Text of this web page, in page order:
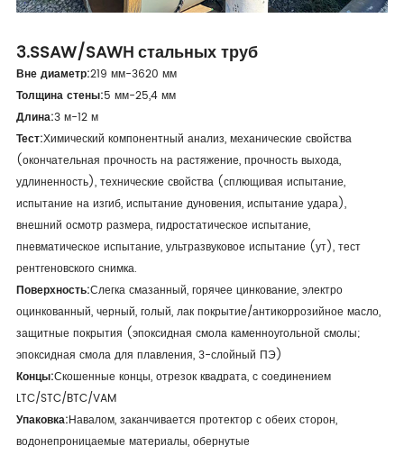
3.SSAW/SAWH стальных труб
Вне диаметр:219 мм-3620 мм
Толщина стены:5 мм-25,4 мм
Длина:3 м-12 м
Тест:Химический компонентный анализ, механические свойства
(окончательная прочность на растяжение, прочность выхода,
удлиненность), технические свойства (сплющивая испытание,
испытание на изгиб, испытание дуновения, испытание удара),
внешний осмотр размера, гидростатическое испытание,
пневматическое испытание, ультразвуковое испытание (ут), тест
рентгеновского снимка.
Поверхность:Слегка смазанный, горячее цинкование, электро
оцинкованный, черный, голый, лак покрытие/антикоррозийное масло,
защитные покрытия (эпоксидная смола каменноугольной смолы;
эпоксидная смола для плавления, 3-слойный ПЭ)
Концы:Скошенные концы, отрезок квадрата, с соединением
LTC/STC/BTC/VAM
Упаковка:Навалом, заканчивается протектор с обеих сторон,
водонепроницаемые материалы, обернутые